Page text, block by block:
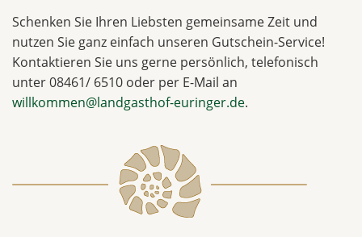
Schenken Sie Ihren Liebsten gemeinsame Zeit und
nutzen Sie ganz einfach unseren Gutschein-Service!
Kontaktieren Sie uns gerne persönlich, telefonisch
unter 08461/ 6510 oder per E-Mail an
willkommen@landgasthof-euringer.de.